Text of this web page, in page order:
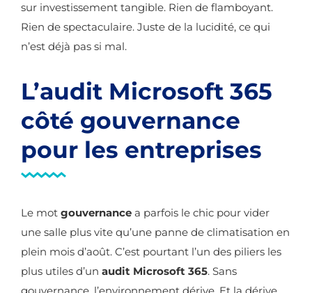
sur investissement tangible. Rien de flamboyant.
Rien de spectaculaire. Juste de la lucidité, ce qui
n’est déjà pas si mal.
L’audit Microsoft 365
côté gouvernance
pour les entreprises
Le mot gouvernance a parfois le chic pour vider
une salle plus vite qu’une panne de climatisation en
plein mois d’août. C’est pourtant l’un des piliers les
plus utiles d’un audit Microsoft 365. Sans